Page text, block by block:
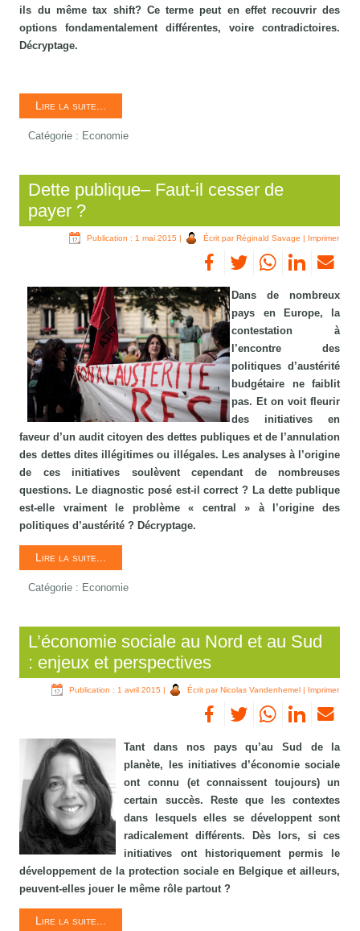
ils du même tax shift? Ce terme peut en effet recouvrir des
options fondamentalement différentes, voire contradictoires.
Décryptage.
Lire la suite...
Catégorie : Economie
Dette publique– Faut-il cesser de
payer ?
Publication : 1 mai 2015 | Écrit par Réginald Savage | Imprimer
Dans de nombreux
pays en Europe, la
contestation à
l’encontre des
politiques d’austérité
budgétaire ne faiblit
pas. Et on voit fleurir
des initiatives en
faveur d’un audit citoyen des dettes publiques et de l’annulation
des dettes dites illégitimes ou illégales. Les analyses à l’origine
de ces initiatives soulèvent cependant de nombreuses
questions. Le diagnostic posé est-il correct ? La dette publique
est-elle vraiment le problème « central » à l’origine des
politiques d’austérité ? Décryptage.
Lire la suite...
Catégorie : Economie
L’économie sociale au Nord et au Sud
: enjeux et perspectives
Publication : 1 avril 2015 | Écrit par Nicolas Vandenhemel | Imprimer
Tant dans nos pays qu’au Sud de la
planète, les initiatives d’économie sociale
ont connu (et connaissent toujours) un
certain succès. Reste que les contextes
dans lesquels elles se développent sont
radicalement différents. Dès lors, si ces
initiatives ont historiquement permis le
développement de la protection sociale en Belgique et ailleurs,
peuvent-elles jouer le même rôle partout ?
Lire la suite...